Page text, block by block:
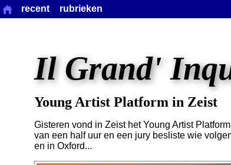
Il Grand'
Young Artist Platform in Zeist
Gisteren vond in Zeist het Young Artist
van een half uur en een jury besliste wie
en in Oxford...
recent rubrieken